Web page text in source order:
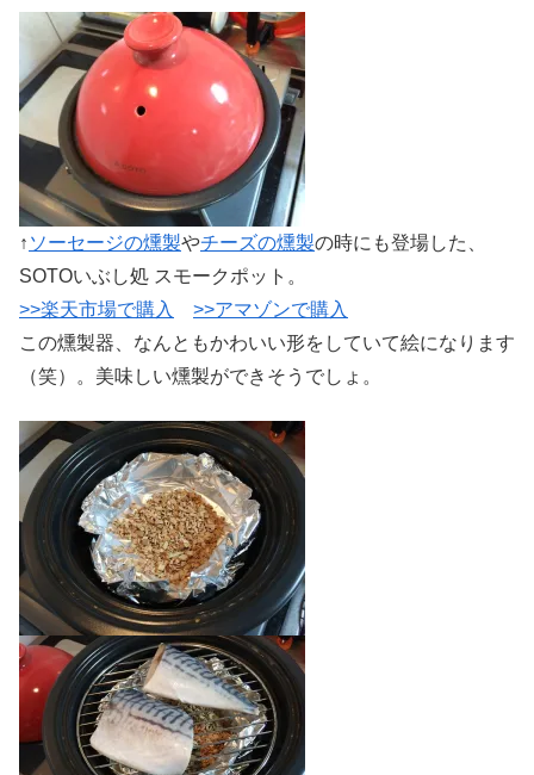
↑ ソーセージの燻製やチーズの燻製の時にも登場した、
SOTOいぶし処 スモークポット。
>>楽天市場で購入
>>アマゾンで購入
この燻製器、なんともかわいい形をしていて絵になります
（笑）。美味しい燻製ができそうでしょ。